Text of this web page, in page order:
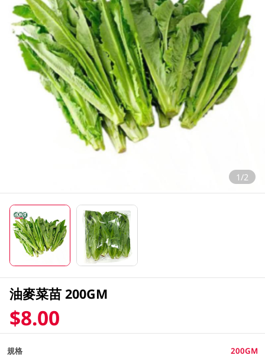
1/2
油麥菜苗 200GM
$8.00
規格 200GM